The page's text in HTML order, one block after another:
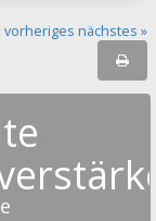
vorheriges nächstes »